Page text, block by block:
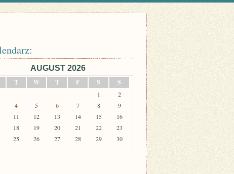
AUGUST 2026
T W T F S S
1
2
4 5 6 7 8
9
11 12 13 14 15
16
18 19 20 21 22
23
25 26 27 28 29
30